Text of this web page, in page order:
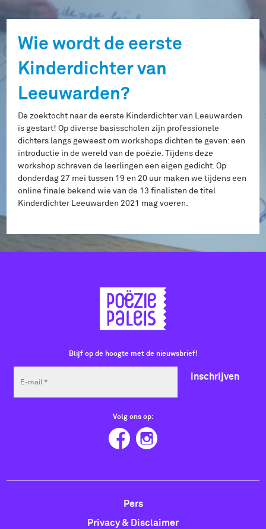
Wie wordt de eerste
Kinderdichter van
Leeuwarden?
De zoektocht naar de eerste Kinderdichter van Leeuwarden
is gestart! Op diverse basisscholen zijn professionele
dichters langs geweest om workshops dichten te geven: een
introductie in de wereld van de poëzie. Tijdens deze
workshop schreven de leerlingen een eigen gedicht. Op
donderdag 27 mei tussen 19 en 20 uur maken we tijdens een
online finale bekend wie van de 13 finalisten de titel
Kinderdichter Leeuwarden 2021 mag voeren.
Blijf op de hoogte met de nieuwsbrief!
inschrijven
Volg ons op:
Pers
Privacy & Disclaimer